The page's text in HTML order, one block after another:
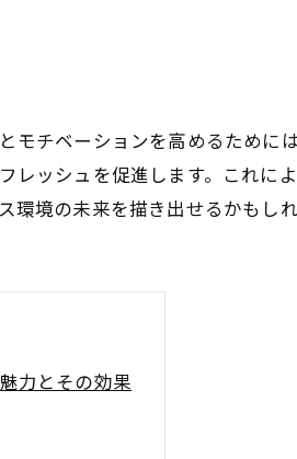
チベーションを高めるために
ッシュを促進します。これに
境の未来を描き出せるかもしれ
力とその効果